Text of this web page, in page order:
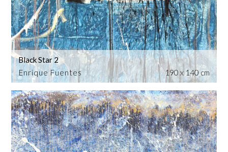
Enrique Fuentes
Black Star 2
190 x 140 cm